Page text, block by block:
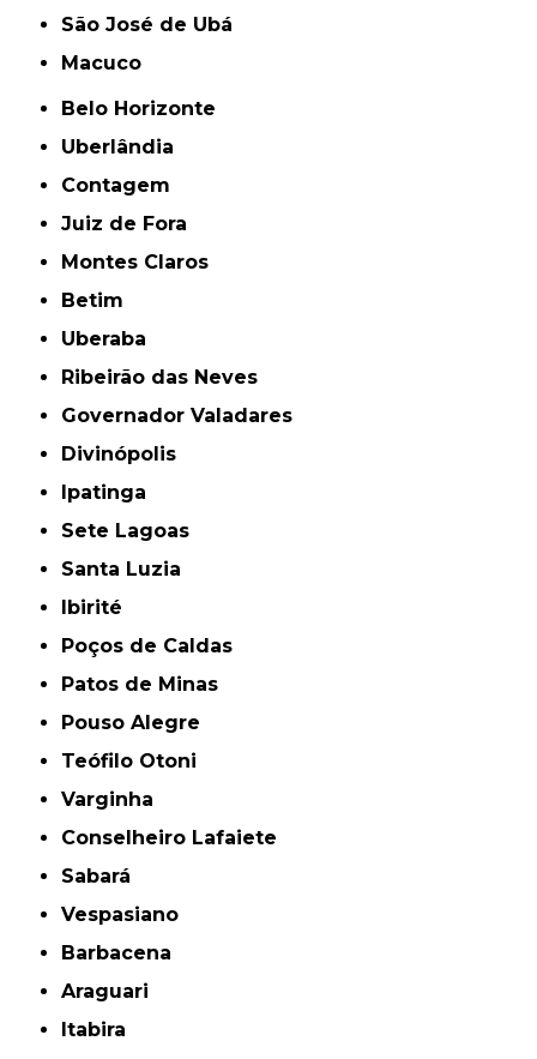
São José de Ubá
Macuco
Belo Horizonte
Uberlândia
Contagem
Juiz de Fora
Montes Claros
Betim
Uberaba
Ribeirão das Neves
Governador Valadares
Divinópolis
Ipatinga
Sete Lagoas
Santa Luzia
Ibirité
Poços de Caldas
Patos de Minas
Pouso Alegre
Teófilo Otoni
Varginha
Conselheiro Lafaiete
Sabará
Vespasiano
Barbacena
Araguari
Itabira